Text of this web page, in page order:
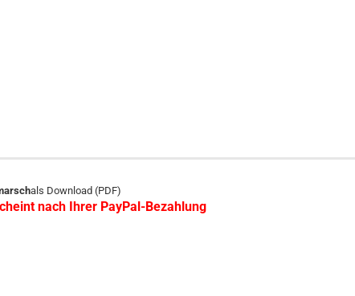
als Download (PDF)
nach Ihrer PayPal-Bezahlung